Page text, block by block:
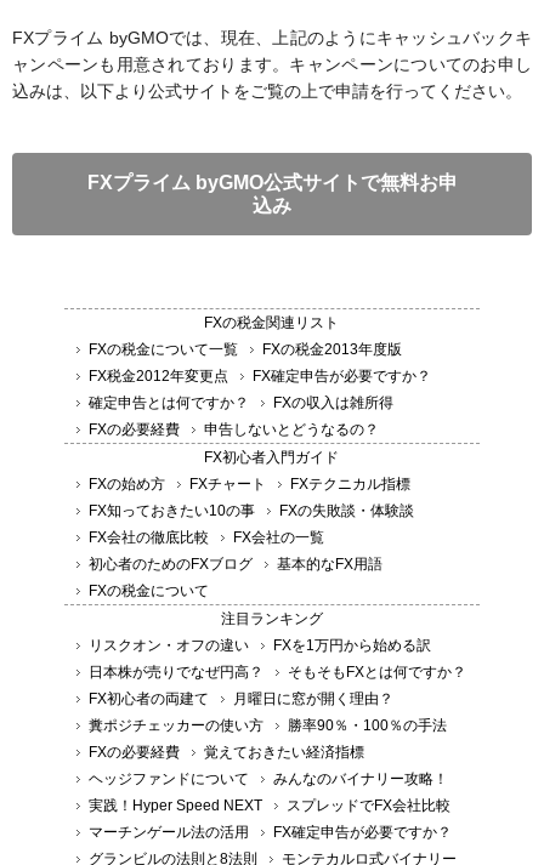
FXプライム byGMOでは、現在、上記のようにキャッシュバックキ
ャンペーンも用意されております。キャンペーンについてのお申し
込みは、以下より公式サイトをご覧の上で申請を行ってください。
FXプライム byGMO公式サイトで無料お申
込み
FXの税金関連リスト
FXの税金について一覧
FXの税金2013年度版
FX税金2012年変更点
FX確定申告が必要ですか？
確定申告とは何ですか？
FXの収入は雑所得
FXの必要経費
申告しないとどうなるの？
FX初心者入門ガイド
FXの始め方
FXチャート
FXテクニカル指標
FX知っておきたい10の事
FXの失敗談・体験談
FX会社の徹底比較
FX会社の一覧
初心者のためのFXブログ
基本的なFX用語
FXの税金について
注目ランキング
リスクオン・オフの違い
FXを1万円から始める訳
日本株が売りでなぜ円高？
そもそもFXとは何ですか？
FX初心者の両建て
月曜日に窓が開く理由？
糞ポジチェッカーの使い方
勝率90％・100％の手法
FXの必要経費
覚えておきたい経済指標
ヘッジファンドについて
みんなのバイナリー攻略！
実践！Hyper Speed NEXT
スプレッドでFX会社比較
マーチンゲール法の活用
FX確定申告が必要ですか？
グランビルの法則と8法則
モンテカルロ式バイナリー